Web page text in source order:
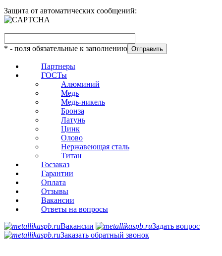
Защита от автоматических сообщений:
* - поля обязательные к заполнению
Партнеры
ГОСТы
Алюминий
Медь
Медь-никель
Бронза
Латунь
Цинк
Олово
Нержавеющая сталь
Титан
Госзаказ
Гарантии
Оплата
Отзывы
Вакансии
Ответы на вопросы
Вакансии
Задать вопрос
Заказать обратный звонок